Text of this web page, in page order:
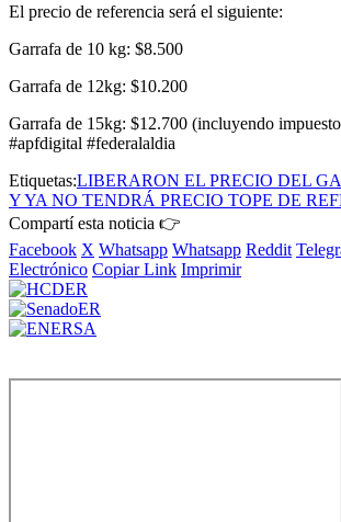
El precio de referencia será el siguiente:
Garrafa de 10 kg: $8.500
Garrafa de 12kg: $10.200
Garrafa de 15kg: $12.700 (incluyendo
#apfdigital #federalaldia
Etiquetas:LIBERARON EL PRECIO DEL
Y YA NO TENDRÁ PRECIO TOPE DE
Compartí esta noticia 👉
Facebook X Whatsapp Whatsapp Reddit
Electrónico Copiar Link Imprimir